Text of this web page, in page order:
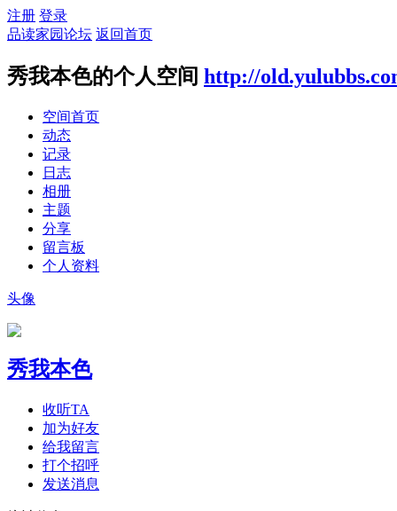
注册 登录
品读家园论坛 返回首页
秀我本色的个人空间 http://
空间首页
动态
记录
日志
相册
主题
分享
留言板
个人资料
头像
秀我本色
收听TA
加为好友
给我留言
打个招呼
发送消息